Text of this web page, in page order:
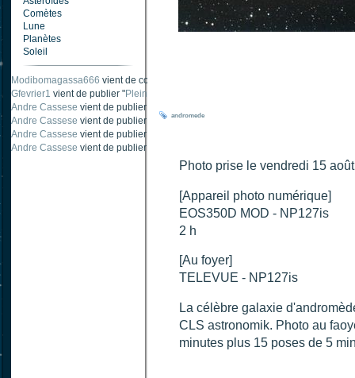
Comètes
Lune
Planètes
Soleil
Modibomagassa666 vient de commenter "
Gfevrier1 vient de publier "Pleine Lune - 9 Aout 205
Andre Cassese vient de publier "
Andre Cassese vient de publier "
Tache solaire 21 juin 2021 lunette halpha 120
Andre Cassese vient de publier "
Andre Cassese vient de publier "
andromede
Photo prise le vendredi 15
[Appareil photo numérique]
EOS350D MOD - NP127is
2 h
[Au foyer]
TELEVUE - NP127is
La célèbre galaxie
CLS astronomik. Photo au
minutes plus 15 poses de 5